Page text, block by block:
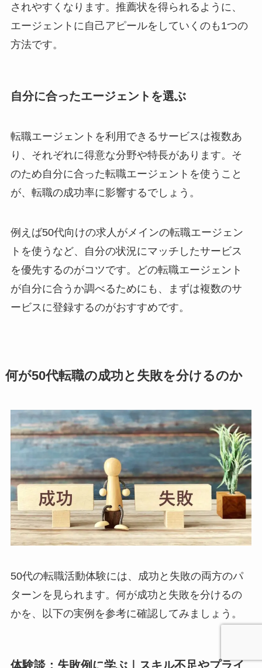
されやすくなります。推薦状を得られるように、
エージェントに自己アピールをしていくのも1つの
方法です。
自分に合ったエージェントを選ぶ
転職エージェントを利用できるサービスは複数あ
り、それぞれに得意な分野や特長があります。そ
のため自分に合った転職エージェントを使うこと
が、転職の成功率に影響するでしょう。
例えば50代向けの求人がメインの転職エージェン
トを使うなど、自分の状況にマッチしたサービス
を優先するのがコツです。どの転職エージェント
が自分に合うか調べるためにも、まずは複数のサ
ービスに登録するのがおすすめです。
何が50代転職の成功と失敗を分けるのか
50代の転職活動体験には、成功と失敗の両方のパ
ターンを見られます。何が成功と失敗を分けるの
かを、以下の実例を参考に確認してみましょう。
体験談：失敗例に学ぶ｜スキル不足やプライ